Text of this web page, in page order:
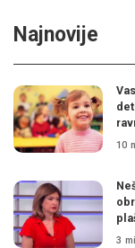
Najnovije
10
3